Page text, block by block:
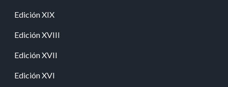
Edición XIX
Edición XVIII
Edición XVII
Edición XVI